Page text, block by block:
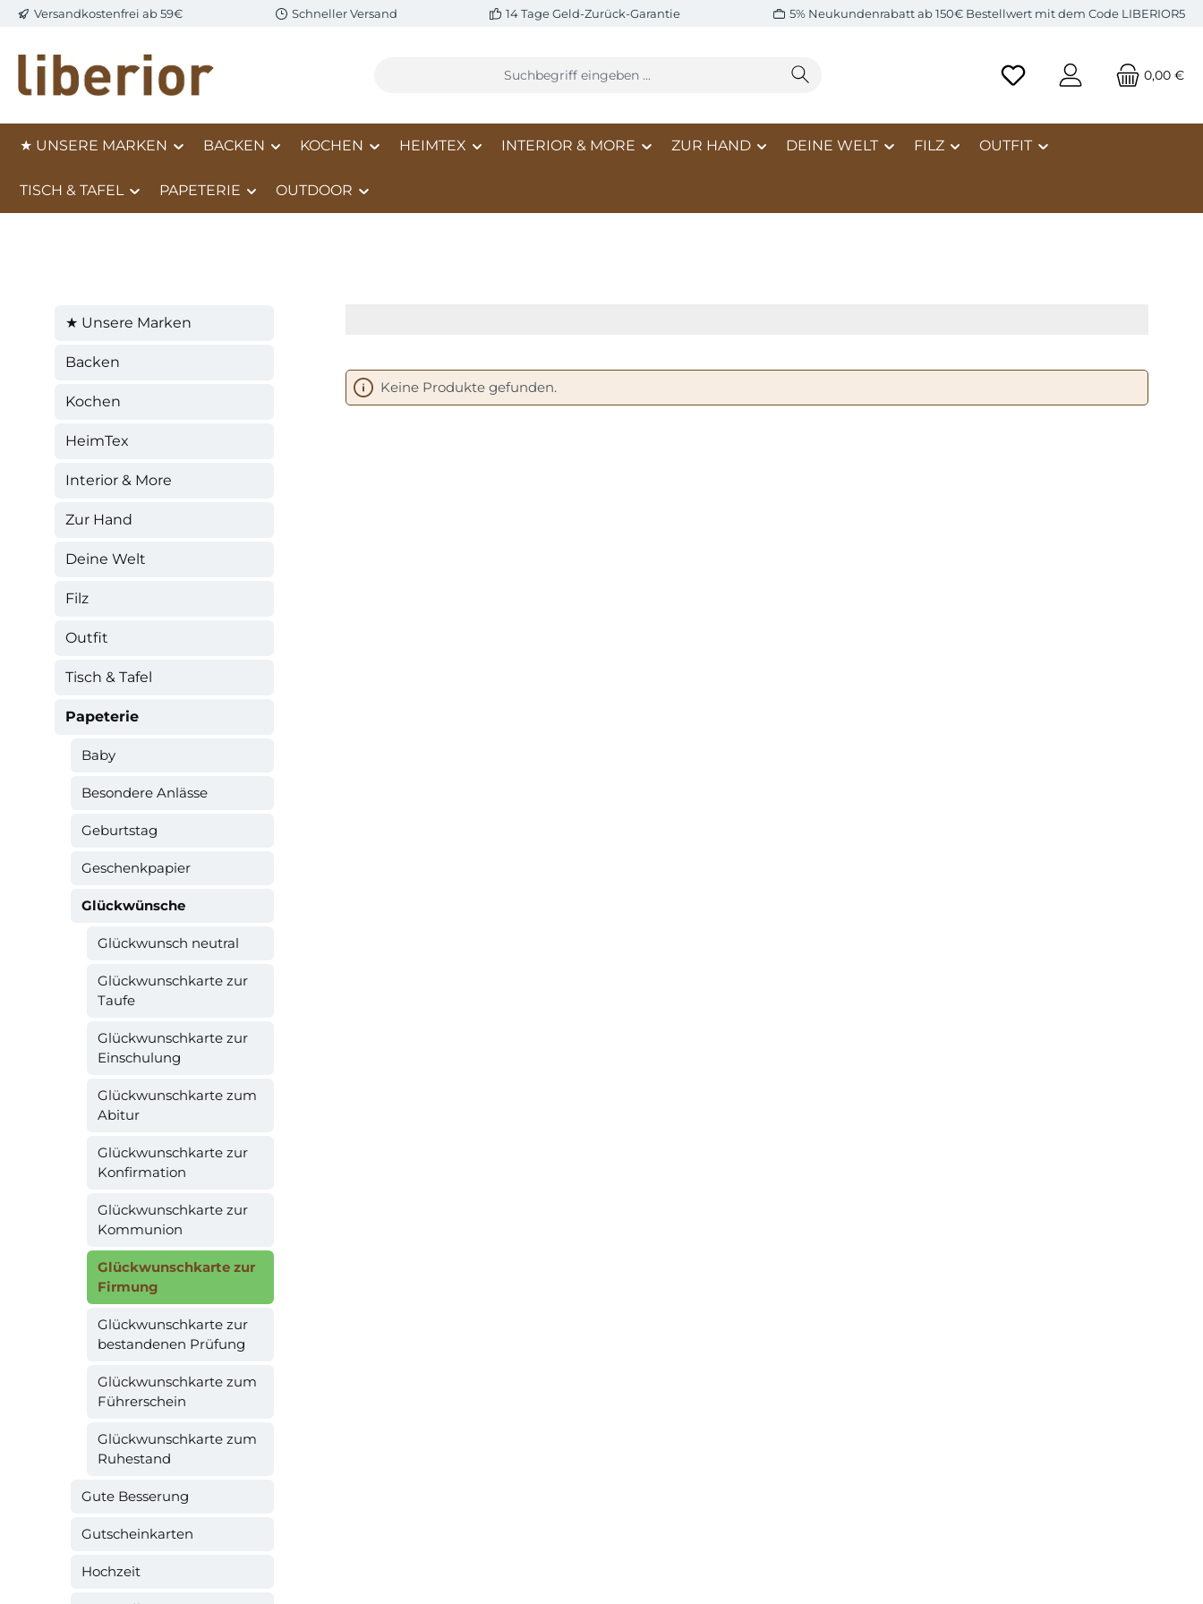
Hauptinhalt springen
Zur Suche springen
Zur Hauptnavigation springen
Versandkostenfrei ab 59€ Schneller Versand 14 Tage Geld-Zurück-Garantie 5% Neukundenrabatt ab 150€ Bestellwert mit dem Code LIBERIOR5
0,00 €
★ UNSERE MARKEN BACKEN KOCHEN HEIMTEX INTERIOR & MORE ZUR HAND DEINE WELT FILZ OUTFIT
TISCH & TAFEL PAPETERIE OUTDOOR
★ Unsere Marken
Backen
Kochen
HeimTex
Interior & More
Zur Hand
Deine Welt
Filz
Outfit
Tisch & Tafel
Papeterie
Baby
Besondere Anlässe
Geburtstag
Geschenkpapier
Glückwünsche
Glückwunsch neutral
Glückwunschkarte zur
Taufe
Glückwunschkarte zur
Einschulung
Glückwunschkarte zum
Abitur
Glückwunschkarte zur
Konfirmation
Glückwunschkarte zur
Kommunion
Glückwunschkarte zur
Firmung
Glückwunschkarte zur
bestandenen Prüfung
Glückwunschkarte zum
Führerschein
Glückwunschkarte zum
Ruhestand
Gute Besserung
Gutscheinkarten
Hochzeit
Keine Produkte gefunden.